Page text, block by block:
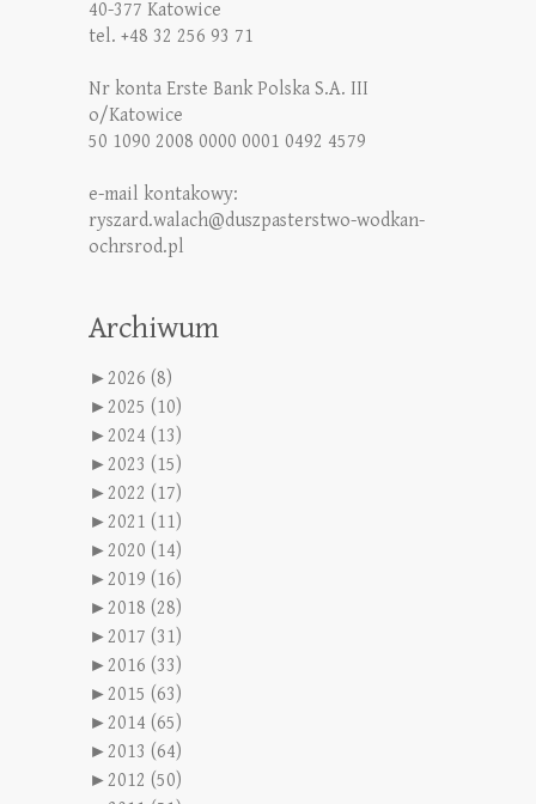
40-377 Katowice
tel. +48 32 256 93 71
Nr konta Erste Bank Polska S.A. III
o/Katowice
50 1090 2008 0000 0001 0492 4579
e-mail kontakowy:
ryszard.walach@duszpasterstwo-wodkan-
ochrsrod.pl
Archiwum
►2026 (8)
►2025 (10)
►2024 (13)
►2023 (15)
►2022 (17)
►2021 (11)
►2020 (14)
►2019 (16)
►2018 (28)
►2017 (31)
►2016 (33)
►2015 (63)
►2014 (65)
►2013 (64)
►2012 (50)